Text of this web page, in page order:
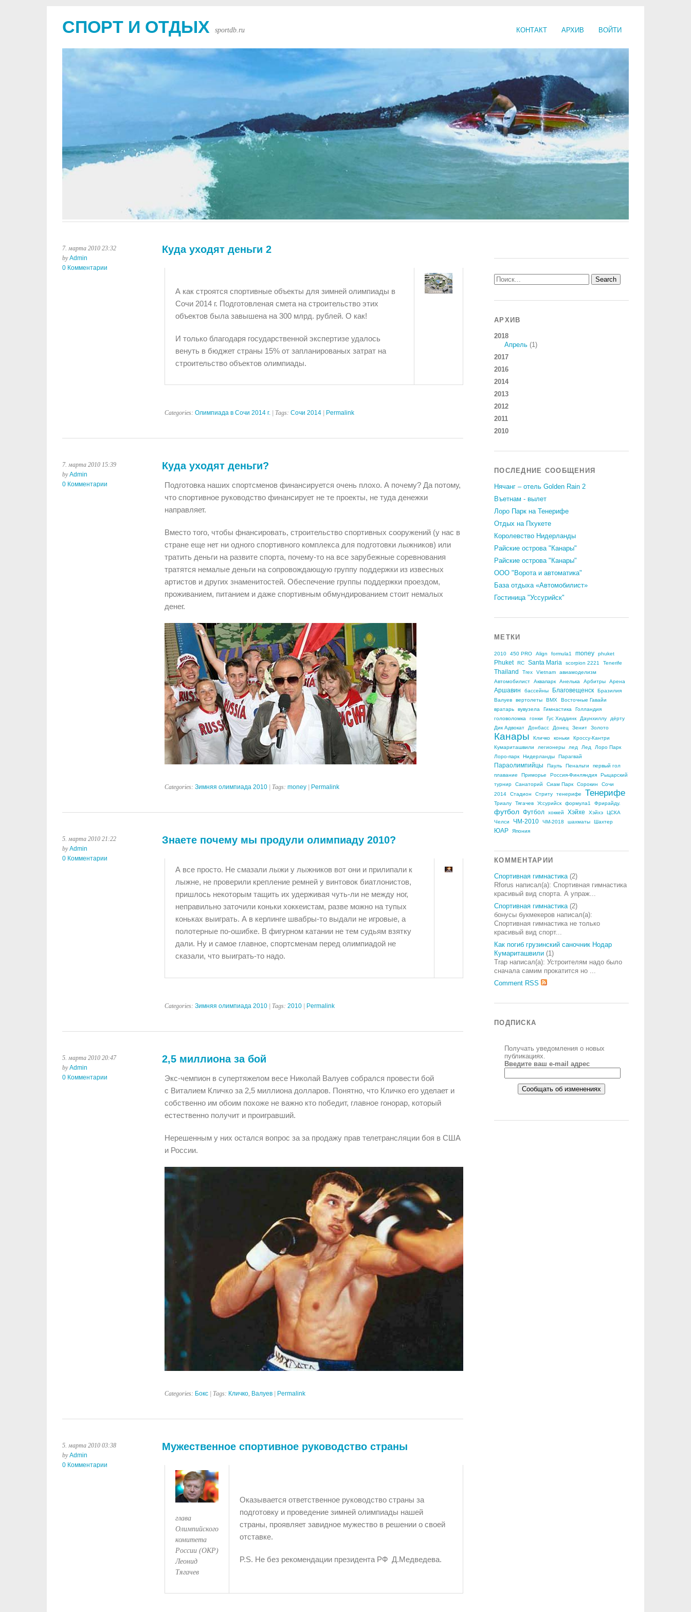
КОНТАКТ АРХИВ ВОЙТИ
СПОРТ И ОТДЫХ sportdb.ru
7. марта 2010 23:32
byAdmin
0 Комментарии
Куда уходят деньги 2
А как строятся спортивные объекты для зимней олимпиады в
Сочи 2014 г. Подготовленая смета на строительство этих
объектов была завышена на 300 млрд. рублей. О как!
И только благодаря государственной экспертизе удалось
венуть в бюджет страны 15% от запланированых затрат на
строительство объектов олимпиады.
Categories:Олимпиада в Сочи 2014 г. | Tags:Сочи 2014 Permalink
7. марта 2010 15:39
byAdmin
0 Комментарии
Куда уходят деньги?
Подготовка наших спортсменов финансируется очень плохо. А почему? Да потому,
что спортивное руководство финансирует не те проекты, не туда денежки
направляет.
Вместо того, чтобы фнансировать, строительство спортивных сооружений (у нас в
стране еще нет ни одного спортивного комплекса для подготовки лыжников) или
тратить деньги на развите спорта, почему-то на все зарубежные соревнования
тратятся немалые деньги на сопровождающую группу поддержки из извесных
артистов и других знаменитостей. Обеспечение группы поддержки проездом,
проживанием, питанием и даже спортивным обмундированием стоит немалых
денег.
Categories:Зимняя олимпиада 2010 | Tags:money Permalink
5. марта 2010 21:22
byAdmin
0 Комментарии
Знаете почему мы продули олимпиаду 2010?
А все просто. Не смазали лыжи у лыжников вот они и прилипали к
лыжне, не проверили крепление ремней у винтовок биатлонистов,
пришлось некоторым тащить их удерживая чуть-ли не между ног,
неправильно заточили коньки хоккеистам, разве можно на тупых
коньках выиграть. А в керлинге швабры-то выдали не игровые, а
полотерные по-ошибке. В фигурном катании не тем судьям взятку
дали. Ну и самое главное, спортсменам перед олимпиадой не
сказали, что выиграть-то надо.
Categories:Зимняя олимпиада 2010 | Tags:2010 Permalink
5. марта 2010 20:47
byAdmin
0 Комментарии
2,5 миллиона за бой
Экс-чемпион в супертяжелом весе Николай Валуев собрался провести бой
с Виталием Кличко за 2,5 миллиона долларов. Понятно, что Кличко его уделает и
собственно им обоим похоже не важно кто победит, главное гонорар, который
естественно получит и проигравший.
Нерешенным у них остался вопрос за за продажу прав телетрансляции боя в США
и России.
Categories: Бокс | Tags: Кличко Валуев | Permalink
5. марта 2010 03:38
byAdmin
0 Комментарии
Мужественное спортивное руководство страны
глава
Олимпийского
комитета
России (ОКР)
Леонид
Тягачев
Оказывается ответственное руководство страны за
подготовку и проведение зимней олимпиады нашей
страны, проявляет завидное мужество в решении о своей
отставке.
P.S. Не без рекомендации президента РФ Д.Медведева.
АРХИВ
2018
Апрель (1)
2017
2016
2014
2013
2012
2011
2010
ПОСЛЕДНИЕ СООБЩЕНИЯ
Нячанг – отель Golden Rain 2
Въетнам - вылет
Лоро Парк на Тенерифе
Отдых на Пхукете
Королевство Нидерланды
Райские острова "Канары"
Райские острова "Канары"
ООО "Ворота и автоматика"
База отдыха «Автомобилист»
Гостиница "Уссурийск"
МЕТКИ
2010 450 PRO Align formula1 money phuket
Phuket RC Santa Maria scorpion 2221 Tenerife
Thailand Trex Vietnam
авиамоделизм
Автомобилист
Аквапарк Анелька Арбитры Арена
Аршавин бассейны Благовещенск
Бразилия
Валуев
вертолеты ВМХ
Восточные Гавайи
вратарь
вувузела Гимнастика
Голландия
головоломка
гонки Гус Хиддинк Даунхиллу
дёрту
Дик Адвокат
Донбасс Донец Зенит Золото
Канары Кличко коньки
Кроссу-Кантри
Кумариташвили
легионеры лед Лед
Лоро Парк
Лоро-парк
Нидерланды Парагвай
Параолимпийцы Пауль Пенальти
первый гол
плавание
Приморье Россия-Финляндия
Рыцарский
турнир
Санаторий Сиам Парк Сорокин
Сочи
2014
Стадион Стриту тенерифе Тенерифе
Триалу Тягачев Уссурийск формула1 Фрирайду.
футбол Футбол хоккей Хэйхе Хэйхэ
ЦСКА
Челси
ЧМ-2010 ЧМ-2018 шахматы Шахтер
ЮАР Япония
КОММЕНТАРИИ
Спортивная гимнастика (2)
Rforus написал(а): Спортивная гимнастика
красивый вид спорта. А упраж...
Спортивная гимнастика (2)
бонусы букмекеров написал(а):
Спортивная гимнастика не только
красивый вид спорт...
Как погиб грузинский саночник Нодар
Кумариташвили (1)
Trap написал(а): Устроителям надо было
сначала самим прокатится но ...
Comment RSS
ПОДПИСКА
Получать уведомления о новых
публикациях.
Введите ваш e-mail адрес